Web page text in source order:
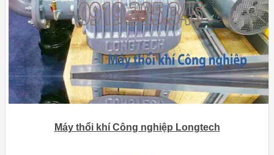
Máy thổi khí Công nghiệp Longtech